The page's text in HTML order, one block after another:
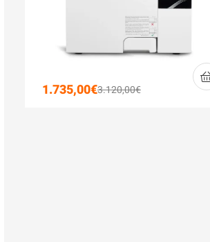
3.120,00€
1.735,00€